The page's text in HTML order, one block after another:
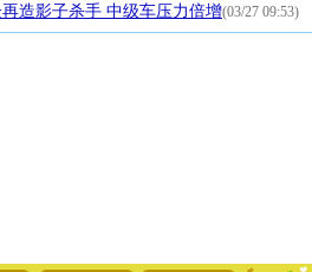
造影子杀手 中级车压力倍增(03/27 09:53)
要平安！